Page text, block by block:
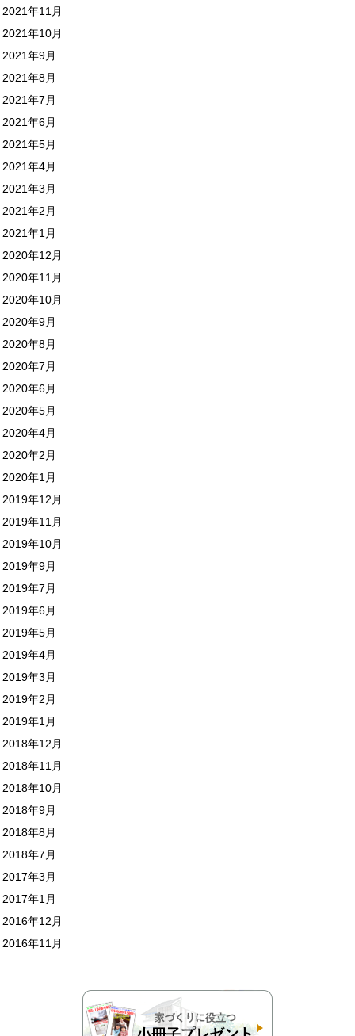
2021年11月
2021年10月
2021年9月
2021年8月
2021年7月
2021年6月
2021年5月
2021年4月
2021年3月
2021年2月
2021年1月
2020年12月
2020年11月
2020年10月
2020年9月
2020年8月
2020年7月
2020年6月
2020年5月
2020年4月
2020年2月
2020年1月
2019年12月
2019年11月
2019年10月
2019年9月
2019年7月
2019年6月
2019年5月
2019年4月
2019年3月
2019年2月
2019年1月
2018年12月
2018年11月
2018年10月
2018年9月
2018年8月
2018年7月
2017年3月
2017年1月
2016年12月
2016年11月